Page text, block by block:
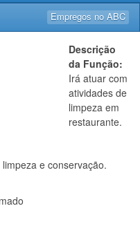
Empregos no ABC
Descrição
da Função:
Irá atuar com
atividades de
limpeza em
restaurante.
e conservação.